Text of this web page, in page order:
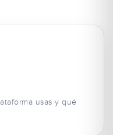
usas y qué